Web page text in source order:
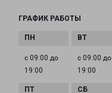
ГРАФИК РАБОТЫ
с 09:00 до
19:00
с 09:00 до
19:00